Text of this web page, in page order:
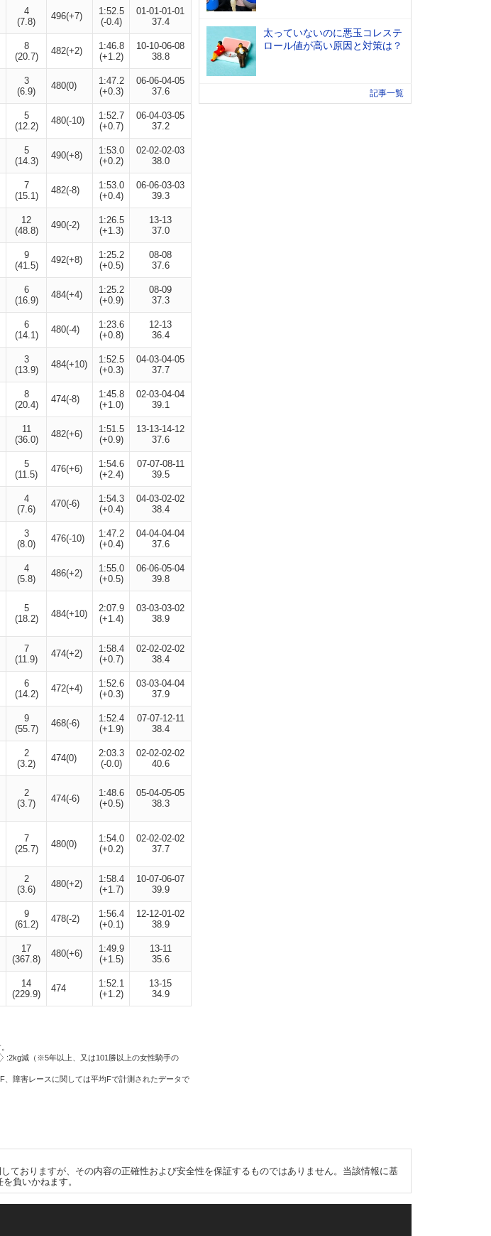
4
(7.8)
496(+7)
1:52.5
(-0.4)
01-01-01-01
37.4
8
(20.7)
482(+2)
1:46.8
(+1.2)
10-10-06-08
38.8
3
(6.9)
480(0)
1:47.2
(+0.3)
06-06-04-05
37.6
5
(12.2)
480(-10)
1:52.7
(+0.7)
06-04-03-05
37.2
5
(14.3)
490(+8)
1:53.0
(+0.2)
02-02-02-03
38.0
7
(15.1)
482(-8)
1:53.0
(+0.4)
06-06-03-03
39.3
12
(48.8)
490(-2)
1:26.5
(+1.3)
13-13
37.0
9
(41.5)
492(+8)
1:25.2
(+0.5)
08-08
37.6
6
(16.9)
484(+4)
1:25.2
(+0.9)
08-09
37.3
6
(14.1)
480(-4)
1:23.6
(+0.8)
12-13
36.4
3
(13.9)
484(+10)
1:52.5
(+0.3)
04-03-04-05
37.7
8
(20.4)
474(-8)
1:45.8
(+1.0)
02-03-04-04
39.1
11
(36.0)
482(+6)
1:51.5
(+0.9)
13-13-14-12
37.6
5
(11.5)
476(+6)
1:54.6
(+2.4)
07-07-08-11
39.5
4
(7.6)
470(-6)
1:54.3
(+0.4)
04-03-02-02
38.4
3
(8.0)
476(-10)
1:47.2
(+0.4)
04-04-04-04
37.6
4
(5.8)
486(+2)
1:55.0
(+0.5)
06-06-05-04
39.8
5
(18.2)
484(+10)
2:07.9
(+1.4)
03-03-03-02
38.9
7
(11.9)
474(+2)
1:58.4
(+0.7)
02-02-02-02
38.4
6
(14.2)
472(+4)
1:52.6
(+0.3)
03-03-04-04
37.9
9
(55.7)
468(-6)
1:52.4
(+1.9)
07-07-12-11
38.4
2
(3.2)
474(0)
2:03.3
(-0.0)
02-02-02-02
40.6
2
(3.7)
474(-6)
1:48.6
(+0.5)
05-04-05-05
38.3
7
(25.7)
480(0)
1:54.0
(+0.2)
02-02-02-02
37.7
2
(3.6)
480(+2)
1:58.4
(+1.7)
10-07-06-07
39.9
9
(61.2)
478(-2)
1:56.4
(+0.1)
12-12-01-02
38.9
17
(367.8)
480(+6)
1:49.9
(+1.5)
13-11
35.6
14
(229.9)
474
1:52.1
(+1.2)
13-15
34.9
:2kg減（※5年以上、又は101勝以上の女性騎手の
障害レースに関しては平均Fで計測されたデータで
太っていないのに悪玉コレステ
ロール値が高い原因と対策は？
記事一覧
おりますが、その内容の正確性および安全性を保証するものではありません。当該情報に基
負いかねます。